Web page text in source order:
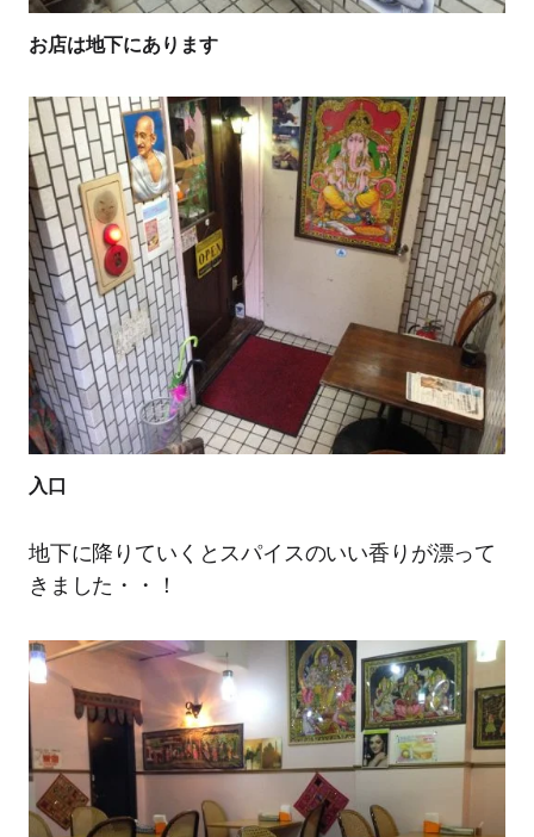
お店は地下にあります
入口
地下に降りていくとスパイスのいい香りが漂って
きました・・！